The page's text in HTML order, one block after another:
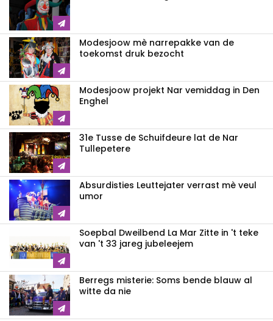
Modesjoow mè narrepakke van de
toekomst druk bezocht
Modesjoow projekt Nar vemiddag in Den
Enghel
31e Tusse de Schuifdeure lat de Nar
Tullepetere
Absurdisties Leuttejater verrast mè veul
umor
Soepbal Dweilbend La Mar Zitte in 't teke
van 't 33 jareg jubeleejem
Berregs misterie: Soms bende blauw al
witte da nie